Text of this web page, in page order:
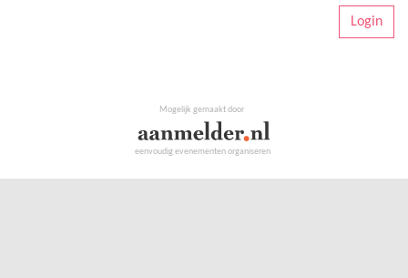
Login
Mogelijk gemaakt door
eenvoudig evenementen organiseren